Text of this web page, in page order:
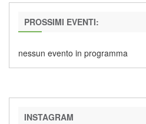
PROSSIMI EVENTI:
nessun evento in programma
INSTAGRAM